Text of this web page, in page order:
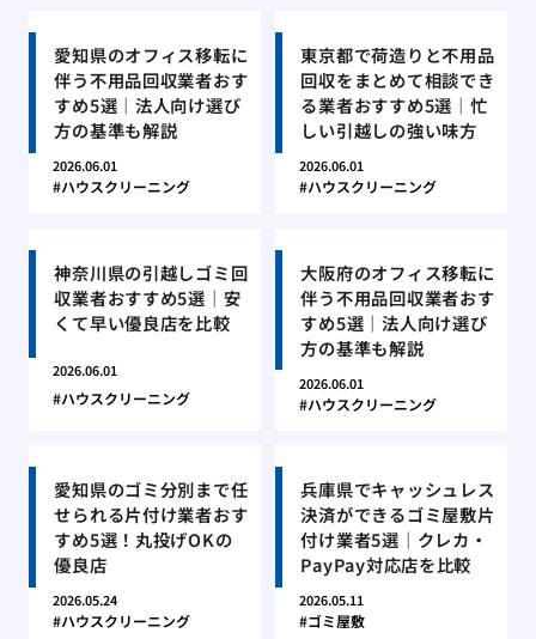
愛知県のオフィス移転に
伴う不用品回収業者おす
すめ5選｜法人向け選び
方の基準も解説
2026.06.01
ハウスクリーニング
東京都で荷造りと不用品
回収をまとめて相談でき
る業者おすすめ5選｜忙
しい引越しの強い味方
2026.06.01
ハウスクリーニング
神奈川県の引越しゴミ回
収業者おすすめ5選｜安
くて早い優良店を比較
2026.06.01
ハウスクリーニング
大阪府のオフィス移転に
伴う不用品回収業者おす
すめ5選｜法人向け選び
方の基準も解説
2026.06.01
ハウスクリーニング
愛知県のゴミ分別まで任
せられる片付け業者おす
すめ5選！丸投げOKの
優良店
2026.05.24
ハウスクリーニング
兵庫県でキャッシュレス
決済ができるゴミ屋敷片
付け業者5選｜クレカ・
PayPay対応店を比較
2026.05.11
ゴミ屋敷